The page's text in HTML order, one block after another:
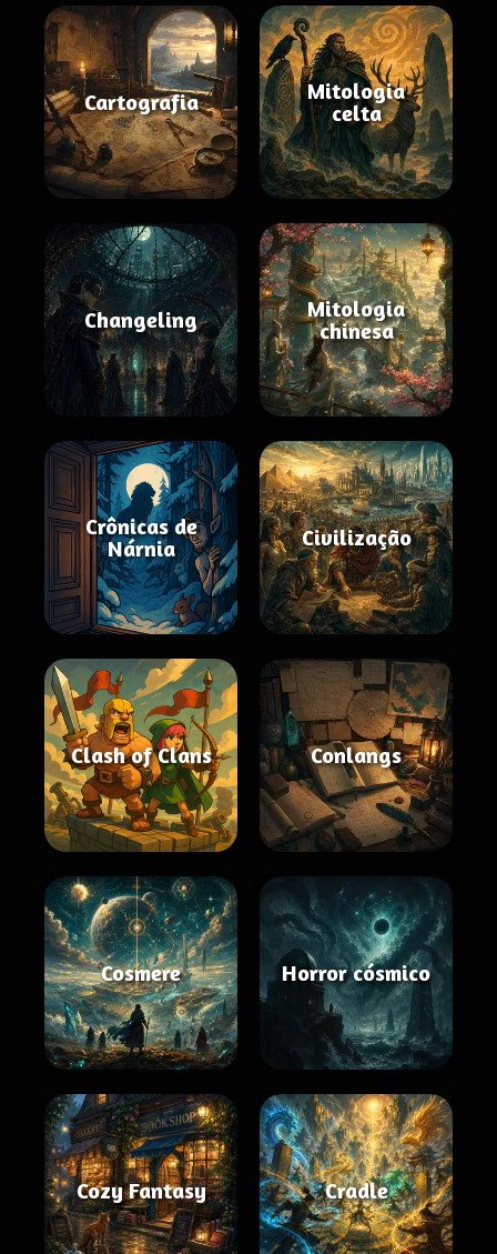
Cartografia
Mitologia
celta
Changeling
Mitologia
chinesa
Crônicas de
Nárnia
Civilização
Clash of Clans Conlangs
Cosmere Horror cósmico
Cozy Fantasy Cradle